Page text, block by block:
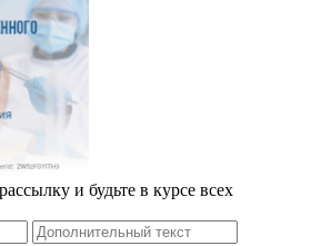
и будьте в курсе всех